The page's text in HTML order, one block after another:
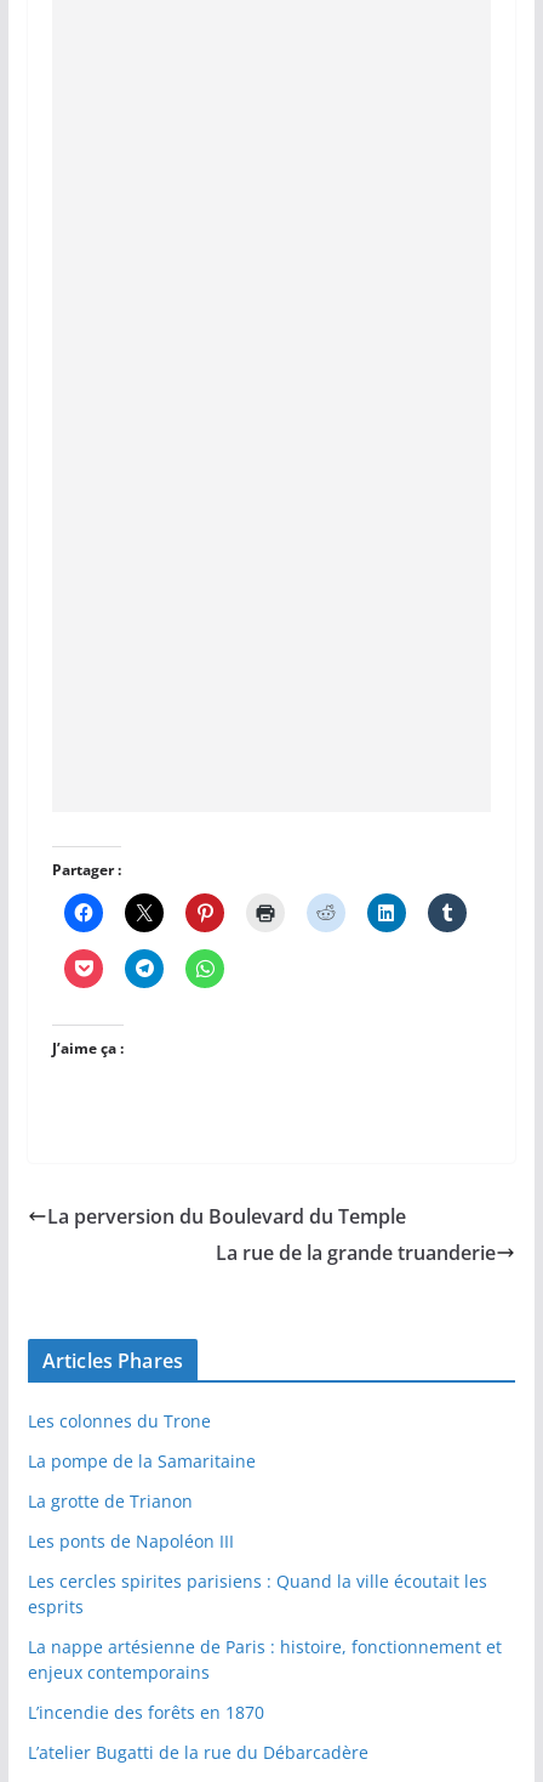
Partager :
J’aime ça :
La perversion du Boulevard du Temple
La rue de la grande truanderie
Articles Phares
Les colonnes du Trone
La pompe de la Samaritaine
La grotte de Trianon
Les ponts de Napoléon III
Les cercles spirites parisiens : Quand la ville écoutait les
esprits
La nappe artésienne de Paris : histoire, fonctionnement et
enjeux contemporains
L’incendie des forêts en 1870
L’atelier Bugatti de la rue du Débarcadère